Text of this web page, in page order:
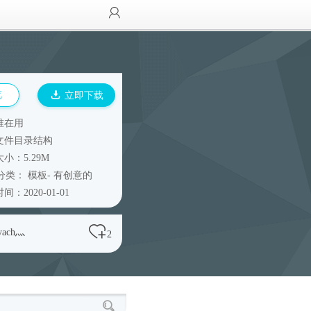
立即下载
在用
件目录结构
小：5.29M
类： 模板- 有创意的
间：2020-01-01
灬 2